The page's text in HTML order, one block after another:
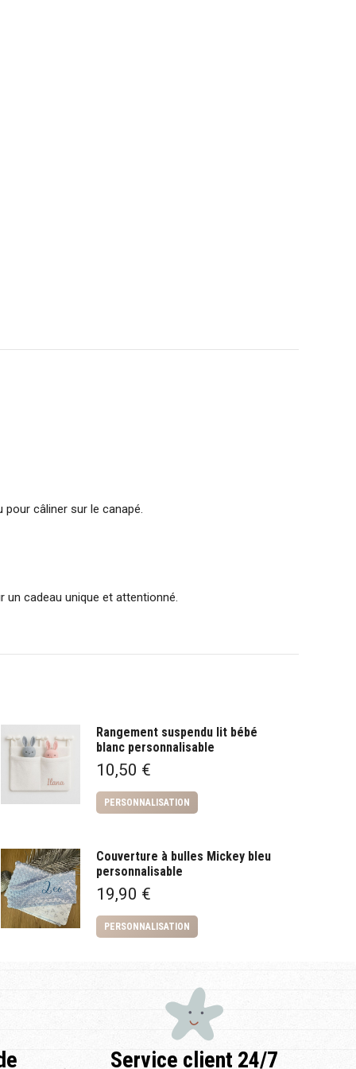
câliner sur le canapé.
cadeau unique et attentionné.
Rangement suspendu lit bébé
blanc personnalisable
10,50 €
PERSONNALISATION
Couverture à bulles Mickey bleu
personnalisable
19,90 €
PERSONNALISATION
Service client 24/7